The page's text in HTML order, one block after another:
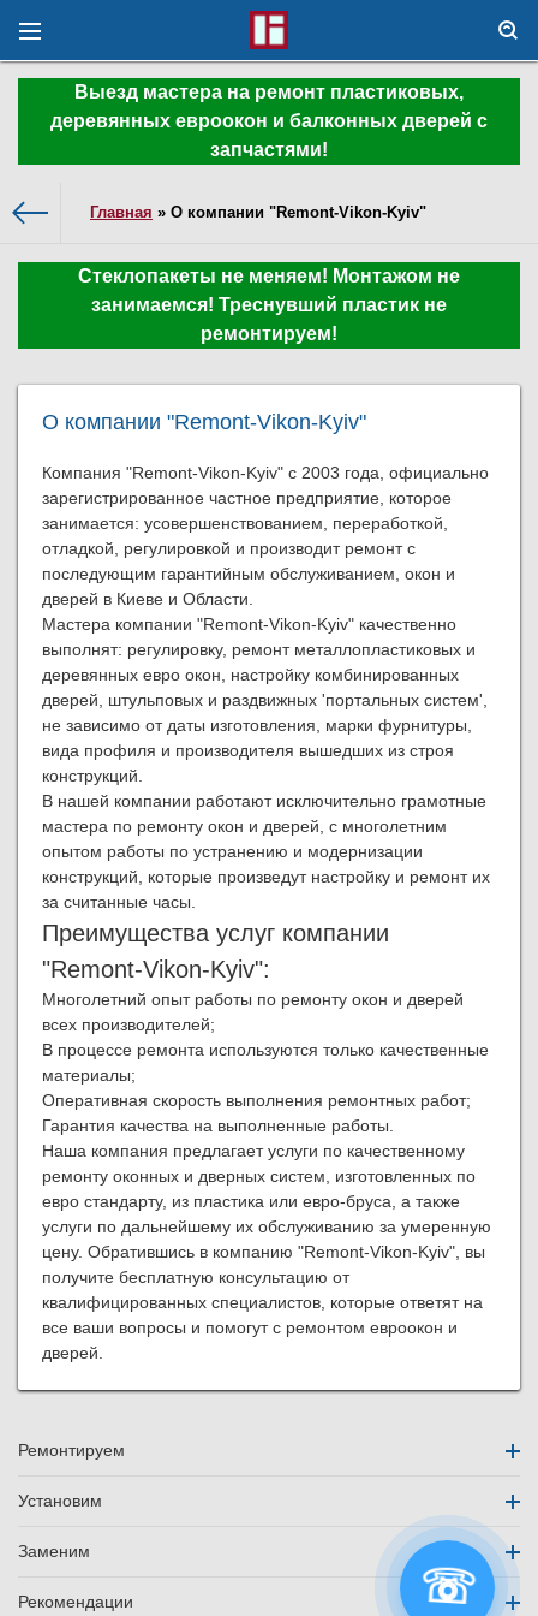
Выезд мастера на ремонт пластиковых,
деревянных евроокон и балконных дверей с
запчастями!
Главная » О компании "Remont-Vikon-Kyiv"
Стеклопакеты не меняем! Монтажом не
занимаемся! Треснувший пластик не
ремонтируем!
О компании "Remont-Vikon-Kyiv"
Компания "Remont-Vikon-Kyiv" с 2003 года, официально
зарегистрированное частное предприятие, которое
занимается: усовершенствованием, переработкой,
отладкой, регулировкой и производит ремонт с
последующим гарантийным обслуживанием, окон и
дверей в Киеве и Области.
Мастера компании "Remont-Vikon-Kyiv" качественно
выполнят: регулировку, ремонт металлопластиковых и
деревянных евро окон, настройку комбинированных
дверей, штульповых и раздвижных 'портальных систем',
не зависимо от даты изготовления, марки фурнитуры,
вида профиля и производителя вышедших из строя
конструкций.
В нашей компании работают исключительно грамотные
мастера по ремонту окон и дверей, с многолетним
опытом работы по устранению и модернизации
конструкций, которые произведут настройку и ремонт их
за считанные часы.
Преимущества услуг компании
"Remont-Vikon-Kyiv":
Многолетний опыт работы по ремонту окон и дверей
всех производителей;
В процессе ремонта используются только качественные
материалы;
Оперативная скорость выполнения ремонтных работ;
Гарантия качества на выполненные работы.
Наша компания предлагает услуги по качественному
ремонту оконных и дверных систем, изготовленных по
евро стандарту, из пластика или евро-бруса, а также
услуги по дальнейшему их обслуживанию за умеренную
цену. Обратившись в компанию "Remont-Vikon-Kyiv", вы
получите бесплатную консультацию от
квалифицированных специалистов, которые ответят на
все ваши вопросы и помогут с ремонтом евроокон и
дверей.
Ремонтируем
Установим
Заменим
Рекомендации